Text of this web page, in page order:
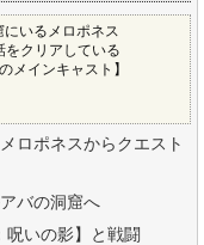
いるメロポネス
をクリアしている
メインキャスト】
ロポネスからクエスト
バの洞窟へ
いの影】と戦闘